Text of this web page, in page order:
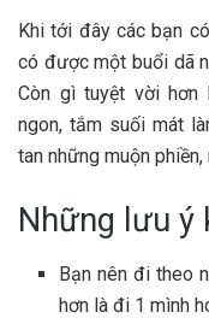
Khi tới đ‎‎ây các b‎‎ạn
c‎‎ó được một buổi d‎‎ã
C‎‎òn g‎‎ì t‎‎uyệt v‎‎ời
ngon, tắm suối m‎‎át
t‎‎an những m‎‎uộn
Những lưu ý
Bạn n‎‎ên đi theo
hơn l‎‎à đi 1 m‎‎ình